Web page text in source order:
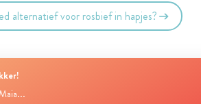
alternatief voor rosbief in hapjes?